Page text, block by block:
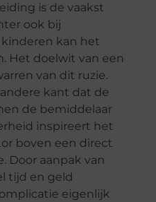
is de vaakst
ook bij
kan het
Het doelwit van een
van dit ruzie.
kant dat de
de bemiddelaar
inspireert het
boven een direct
Door aanpak van
tijd en geld
eigenlijk